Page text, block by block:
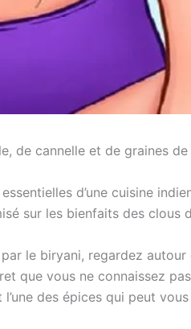
de cannelle et de graines
d’une cuisine
sur les bienfaits des
le biryani, regardez
que vous ne connaissez
des épices qui peut